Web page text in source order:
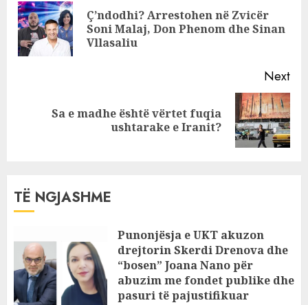
që u arrestova,
puna është e
mjerueshme
ReadingÇ’ndodhi? Arrestohen në Zvicër
Soni Malaj, Don Phenom dhe Sinan
Vllasaliu
Next
Sa e madhe është vërtet fuqia
ushtarake e Iranit?
TË NGJASHME
Punonjësja e UKT akuzon
drejtorin Skerdi Drenova dhe
“bosen” Joana Nano për
abuzim me fondet publike dhe
pasuri të pajustifikuar